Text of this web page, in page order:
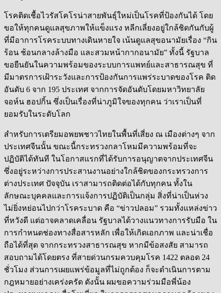
โรคติดเชื้อไวรัสโคโรน่าสายพันธุ์ใหม่เป็นโรคที่ป้องกันได้ โดย
ขอให้ทุกคนดูแลสุขภาพให้แข็งแรง หลีกเลี่ยงอยู่ใกล้ชิดกันกับผู้
ที่มีอาการโรคระบบทางเดินหายใจ เน้นดูแลสุขอนามัยเรื่อง “กิน
ร้อน ช้อนกลางล้างมือ และสวมหน้ากากอนามัย” ทั้งนี้ รัฐบาล
ขอยืนยันในความพร้อมของระบบการแพทย์และสาธารณสุข ที่
มีมาตรการเฝ้าระวังและการป้องกันการแพร่ระบาดของโรค ติด
อันดับ 6 จาก 195 ประเทศ จากการจัดอันดับโดยมหาวิทยาลัย
จอห์น ฮอปกิ้น ซึ่งเป็นเรื่องที่น่าภูมิใจของทุกคน ว่าเราเป็นที่
ยอมรับในระดับโลก
สำหรับการเตรียมอพยพชาวไทยในพื้นที่เสี่ยง ณ เมืองต่างๆ จาก
ประเทศจีนนั้น ขณะนี้กระทรวงกลาโหมมีความพร้อมที่จะ
ปฏิบัติได้ทันที ในโอกาสแรกที่ได้รับการอนุญาตจากประเทศจีน
ซึ่งอยู่ระหว่างการประสานงานอย่างใกล้ชิดของกระทรวงการ
ต่างประเทศ ปัจจุบัน เราสามารถติดต่อได้กับทุกคน ทั้งใน
ลักษณะบุคคลและการแจ้งการปฏิบัติเป็นกลุ่ม สิ่งที่น่าเป็นห่วง
ไม่ยิ่งหย่อนไปกว่าโรคระบาด คือ “ข่าวปลอม” รวมทั้งแหล่งข่าว
ที่หวังดี แต่อาจคลาดเคลื่อน รัฐบาลได้วางแนวทางการรับมือ ใน
การกำหนดช่องทางสื่อสารหลัก เพื่อให้เกิดเอกภาพ และน่าเชื่อ
ถือได้ที่สุด จากกระทรวงสาธารณสุข หากมีข้อสงสัย สามารถ
สอบถามได้โดยตรง ที่สายด่วนกรมควบคุมโรค 1422 ตลอด 24
ชั่วโมง ส่วนการเผยแพร่ข้อมูลที่ไม่ถูกต้อง ก็จะดำเนินการตาม
กฎหมายอย่างเคร่งครัด ดังนั้น ผมขอความร่วมมือพี่น้อง